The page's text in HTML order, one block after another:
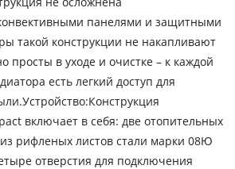
панелями и защитными
такой конструкции не накапливают
просты в уходе и очистке – к каждой
есть легкий доступ для
включает в себя: две отопительных
рифленых листов стали марки 08Ю
отверстия для подключения